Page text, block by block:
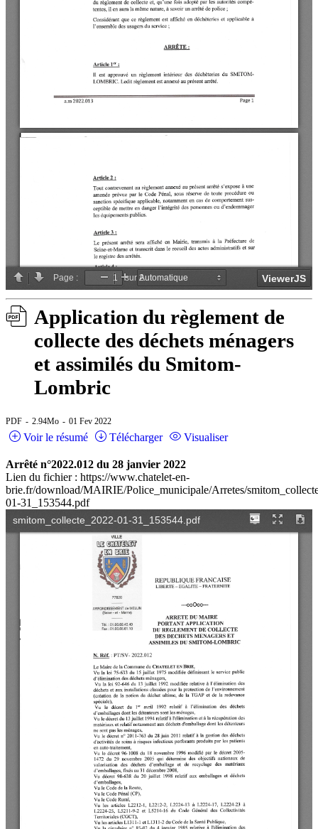
Application du règlement de
collecte des déchets ménagers
et assimilés du Smitom-
Lombric
PDF 2.94Mo 01 Fev 2022
Voir le résumé Télécharger Visualiser
Arrêté n°2022.012 du 28 janvier 2022
Lien du fichier : https://www.chatelet-en-
brie.fr/download/MAIRIE/Police_municipale/Arretes/
01-31_153544.pdf